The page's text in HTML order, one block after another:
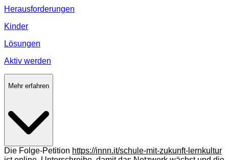
Herausforderungen
Kinder
Lösungen
Aktiv werden
Mehr erfahren
Die Folge-Petition https://innn.it/schule-mit-zukunft-lernkultur